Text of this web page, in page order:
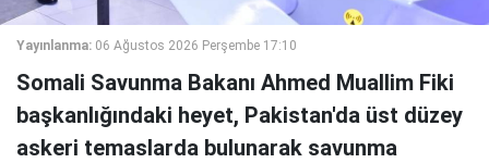
Yayınlanma: 06 Ağustos 2026 Perşembe 17:10
Somali Savunma Bakanı Ahmed Muallim Fiki
başkanlığındaki heyet, Pakistan'da üst düzey
askeri temaslarda bulunarak savunma